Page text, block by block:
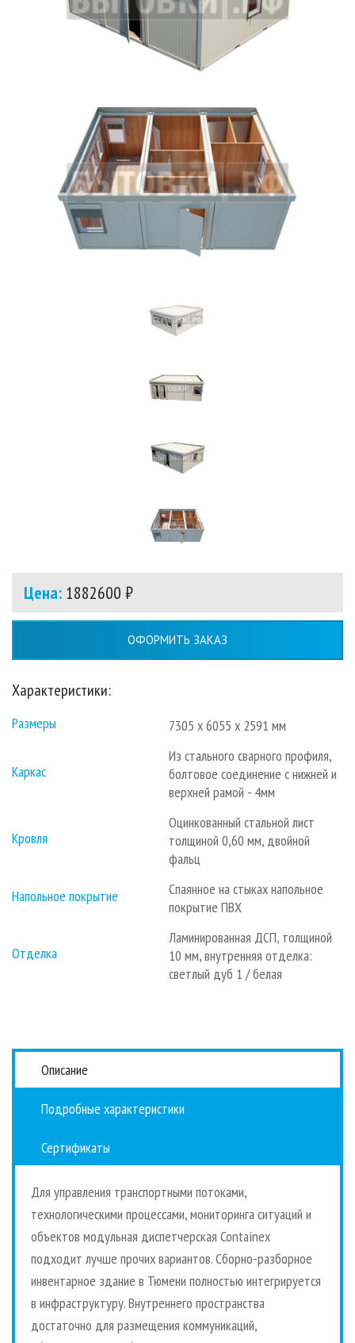
Цена: 1882600 ₽
ОФОРМИТЬ ЗАКАЗ
Характеристики:
Размеры 7305 х 6055 х 2591 мм
Каркас
Из стального сварного профиля,
болтовое соединение с нижней и
верхней рамой - 4мм
Кровля
Оцинкованный стальной лист
толщиной 0,60 мм, двойной
фальц
Напольное покрытие
Спаянное на стыках напольное
покрытие ПВХ
Отделка
Ламинированная ДСП, толщиной
10 мм, внутренняя отделка:
светлый дуб 1 / белая
Описание
Подробные характеристики
Сертификаты
Для управления транспортными потоками,
технологическими процессами, мониторинга ситуаций и
объектов модульная диспетчерская Containex
подходит лучше прочих вариантов. Сборно-разборное
инвентарное здание в Тюмени полностью интегрируется
в инфраструктуру. Внутреннего пространства
достаточно для размещения коммуникаций,